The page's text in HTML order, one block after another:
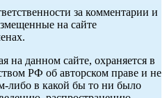
за комментарии и
на сайте
на данном сайте, охраняется в
РФ об авторском праве и не
либо в какой бы то ни было